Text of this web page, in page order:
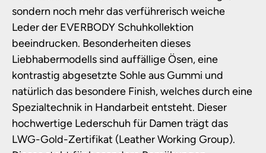
sondern noch mehr das verführerisch weiche
Leder der EVERBODY Schuhkollektion
beeindrucken. Besonderheiten dieses
Liebhabermodells sind auffällige Ösen, eine
kontrastig abgesetzte Sohle aus Gummi und
natürlich das besondere Finish, welches durch eine
Spezialtechnik in Handarbeit entsteht. Dieser
hochwertige Lederschuh für Damen trägt das
LWG-Gold-Zertifikat (Leather Working Group).